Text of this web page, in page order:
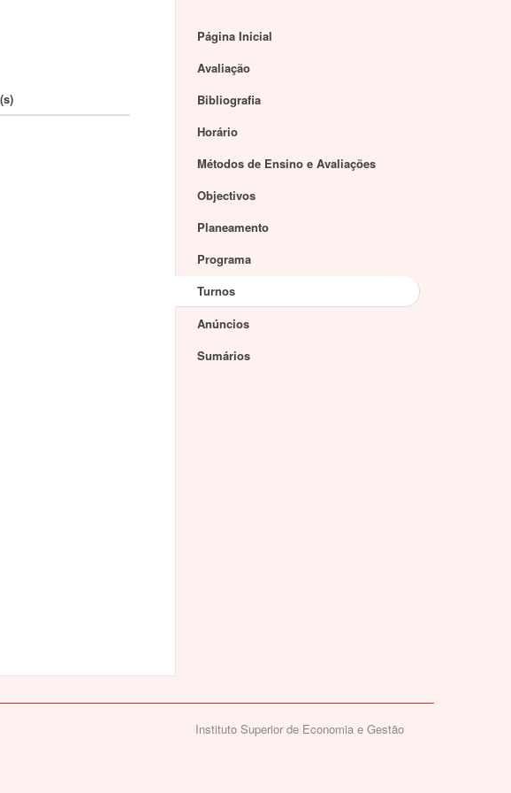
Página Inicial
Avaliação
Bibliografia
Horário
Métodos de Ensino e Avaliações
Objectivos
Planeamento
Programa
Turnos
Anúncios
Sumários
Instituto Superior de Economia e Gestão